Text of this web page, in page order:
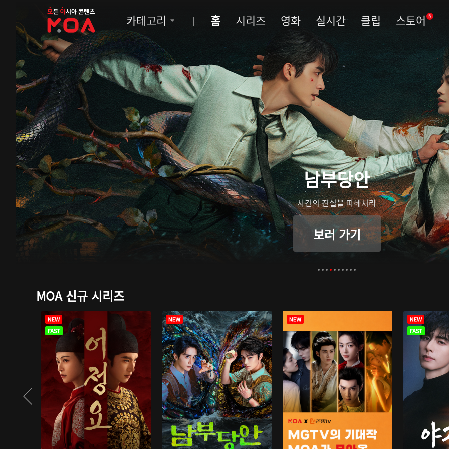
MOA
카테고리 홈 시리즈 영화 실시간 클립 스토어 N
남부당안
사건의 진실을 파헤쳐라
보러 가기
MOA 신규 시리즈